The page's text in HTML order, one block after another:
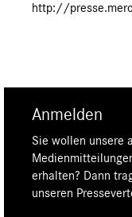
http://
Anmelden
Sie wollen unsere
erhalten? Dann
unseren